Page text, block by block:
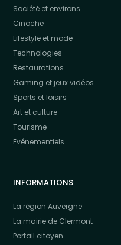
Société et environs
Cinoche
Lifestyle et mode
Technologies
Restaurations
Gaming et jeux vidéos
Sports et loisirs
Art et culture
Tourisme
Evénementiels
INFORMATIONS
La région Auvergne
La mairie de Clermont
Portail citoyen